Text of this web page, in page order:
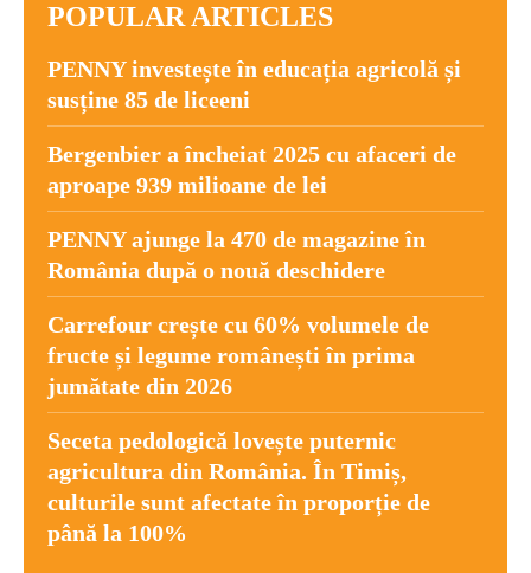
POPULAR ARTICLES
PENNY investește în educația agricolă și
susține 85 de liceeni
Bergenbier a încheiat 2025 cu afaceri de
aproape 939 milioane de lei
PENNY ajunge la 470 de magazine în
România după o nouă deschidere
Carrefour crește cu 60% volumele de
fructe și legume românești în prima
jumătate din 2026
Seceta pedologică lovește puternic
agricultura din România. În Timiș,
culturile sunt afectate în proporție de
până la 100%